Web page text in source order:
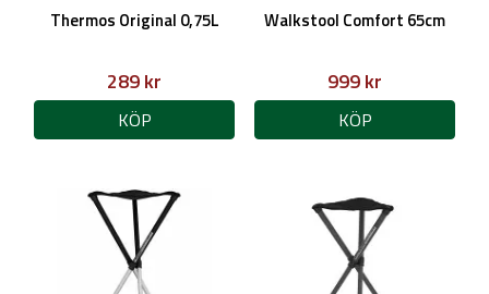
Thermos Original 0,75L
289 kr
KÖP
Walkstool Comfort 65cm
999 kr
KÖP